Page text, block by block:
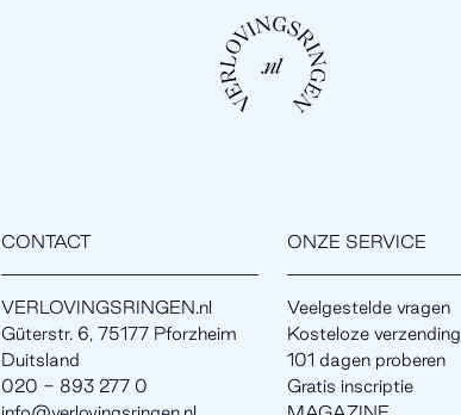
CONTACT
VERLOVINGSRINGEN.nl
Güterstr. 6, 75177 Pforzheim
Duitsland
020 - 893 277 0
ONZE SERVICE
Veelgestelde vragen
Kosteloze verzending
101 dagen proberen
Gratis inscriptie